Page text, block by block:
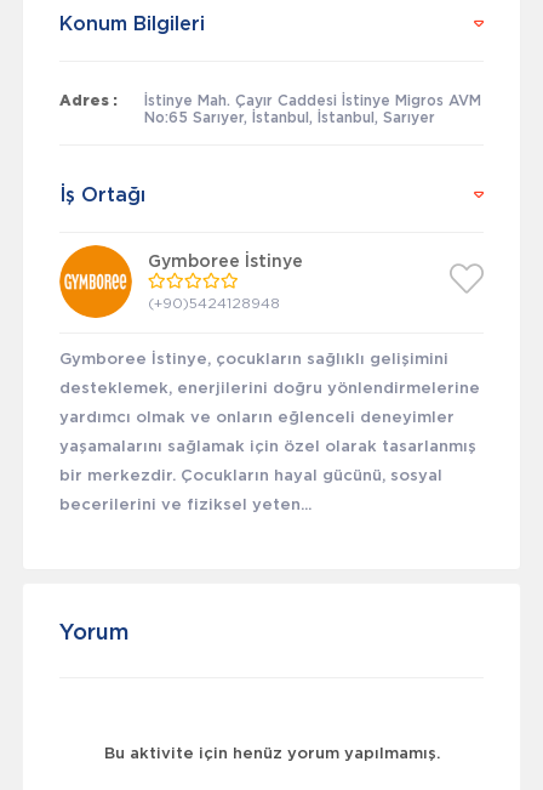
Konum Bilgileri
Adres :
İstinye Mah. Çayır Caddesi İstinye Migros AVM
No:65 Sarıyer, İstanbul, İstanbul, Sarıyer
İş Ortağı
Gymboree İstinye
(+90)5424128948
Gymboree İstinye, çocukların sağlıklı gelişimini
desteklemek, enerjilerini doğru yönlendirmelerine
yardımcı olmak ve onların eğlenceli deneyimler
yaşamalarını sağlamak için özel olarak tasarlanmış
bir merkezdir. Çocukların hayal gücünü, sosyal
becerilerini ve fiziksel yeten...
Yorum
Bu aktivite için henüz yorum yapılmamış.